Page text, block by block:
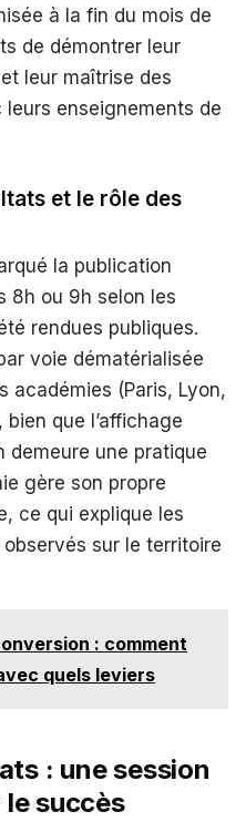
à la fin du mois de
de démontrer leur
leur maîtrise des
enseignements de
et le rôle des
la publication
8h ou 9h selon les
rendues publiques.
voie dématérialisée
académies (Paris, Lyon,
que l’affichage
demeure une pratique
gère son propre
ce qui explique les
sur le territoire
: comment
quels leviers
: une session
succès